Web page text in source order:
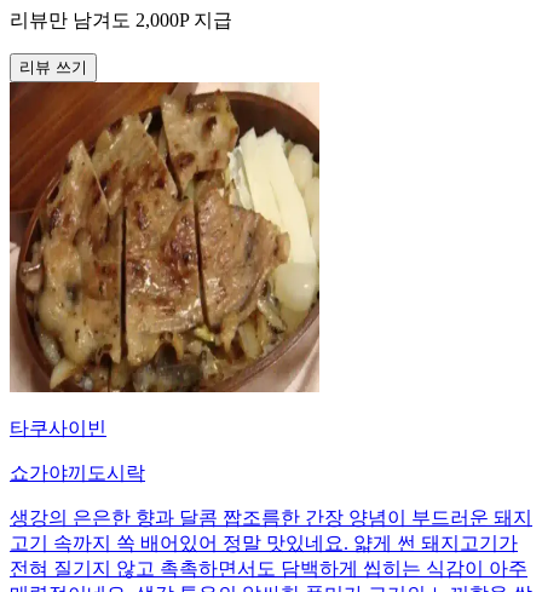
리뷰만 남겨도 2,000P 지급
리뷰 쓰기
타쿠사이빈
쇼가야끼도시락
생강의 은은한 향과 달콤 짭조름한 간장 양념이 부드러운 돼지
고기 속까지 쏙 배어있어 정말 맛있네요. 얇게 썬 돼지고기가
전혀 질기지 않고 촉촉하면서도 담백하게 씹히는 식감이 아주